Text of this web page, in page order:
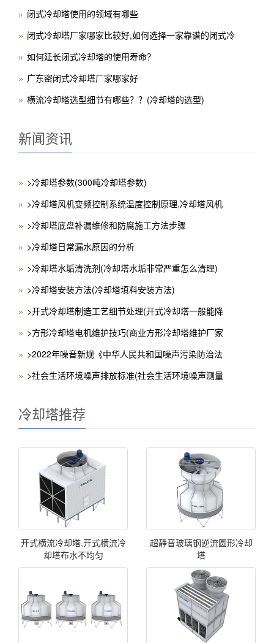
闭式冷却塔使用的领域有哪些
闭式冷却塔厂家哪家比较好,如何选择一家靠谱的闭式冷
如何延长闭式冷却塔的使用寿命？
广东密闭式冷却塔厂家哪家好
横流冷却塔选型细节有哪些？？(冷却塔的选型)
新闻资讯
>冷却塔参数(300吨冷却塔参数)
>冷却塔风机变频控制系统温度控制原理,冷却塔风机
>冷却塔底盘补漏维修和防腐施工方法步骤
>冷却塔日常漏水原因的分析
>冷却塔水垢清洗剂(冷却塔水垢非常严重怎么清理)
>冷却塔安装方法(冷却塔填料安装方法)
>开式冷却塔制造工艺细节处理(开式冷却塔一般能降
>方形冷却塔电机维护技巧(商业方形冷却塔维护厂家
>2022年噪音新规《中华人民共和国噪声污染防治法
>社会生活环境噪声排放标准(社会生活环境噪声测量
冷却塔推荐
开式横流冷却塔,开式横流冷
却塔布水不均匀
超静音玻璃钢逆流圆形冷却
塔